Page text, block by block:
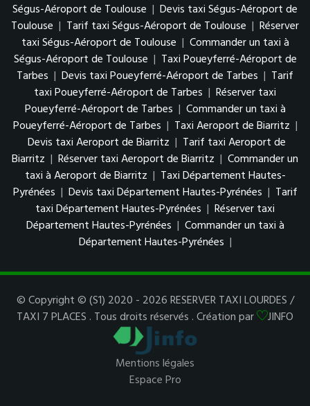
Ségus-Aéroport de Toulouse | Devis taxi Ségus-Aéroport de
Toulouse | Tarif taxi Ségus-Aéroport de Toulouse | Réserver
taxi Ségus-Aéroport de Toulouse | Commander un taxi à
Ségus-Aéroport de Toulouse | Taxi Poueyferré-Aéroport de
Tarbes | Devis taxi Poueyferré-Aéroport de Tarbes | Tarif
taxi Poueyferré-Aéroport de Tarbes | Réserver taxi
Poueyferré-Aéroport de Tarbes | Commander un taxi à
Poueyferré-Aéroport de Tarbes | Taxi Aeroport de Biarritz |
Devis taxi Aeroport de Biarritz | Tarif taxi Aeroport de
Biarritz | Réserver taxi Aeroport de Biarritz | Commander un
taxi à Aeroport de Biarritz | Taxi Département Hautes-
Pyrénées | Devis taxi Département Hautes-Pyrénées | Tarif
taxi Département Hautes-Pyrénées | Réserver taxi
Département Hautes-Pyrénées | Commander un taxi à
Département Hautes-Pyrénées |
© Copyright © (S1) 2020 - 2026 RESERVER TAXI LOURDES /
TAXI 7 PLACES . Tous droits réservés . Création par
JINFO
Mentions légales
Espace Pro